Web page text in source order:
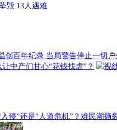
毁 13人遇难
创百年纪录 当局警告停止一切
中产们甘心“花钱找虐”？
视
侵”还是“人道危机”？难民潮撕